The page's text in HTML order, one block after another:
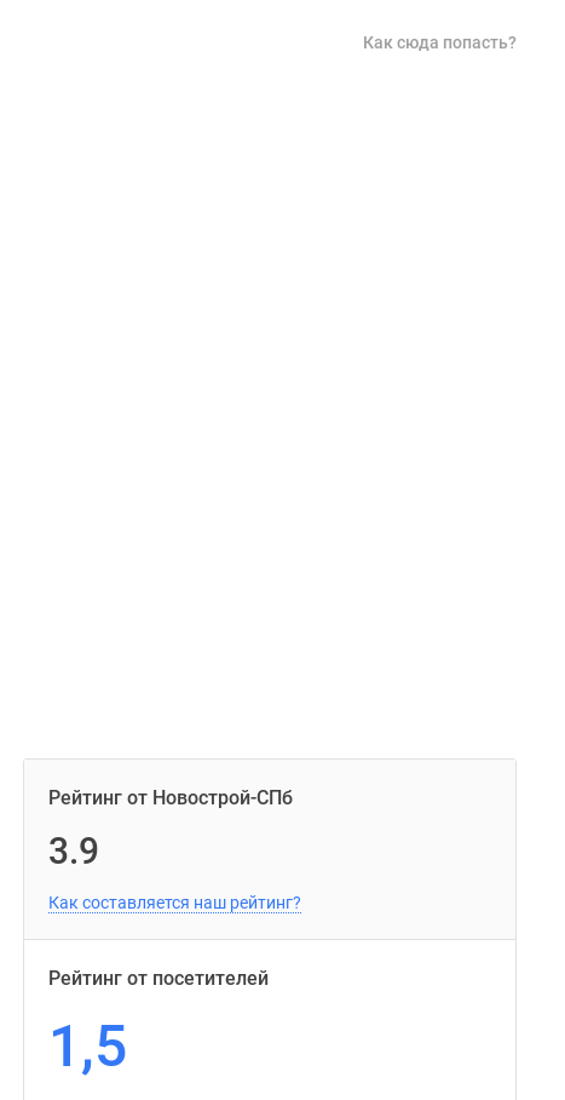
Как сюда попасть?
Рейтинг от Новострой-СПб
3.9
Как составляется наш рейтинг?
Рейтинг от посетителей
1,5